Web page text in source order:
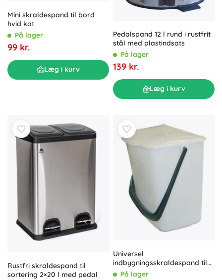
Mini skraldespand til bord
hvid kat
På lager
99 kr.
Læg i kurv
Pedalspand 12 l rund i rustfrit
stål med plastindsats
På lager
139 kr.
Læg i kurv
Rustfri skraldespand til
sortering 2×20 l med pedal
Universel
indbygningsskraldespand til
køkkenskab 8 l – hvid plast
På lager